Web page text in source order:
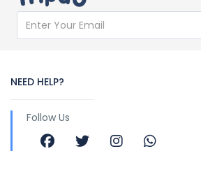
NEED HELP?
Follow Us